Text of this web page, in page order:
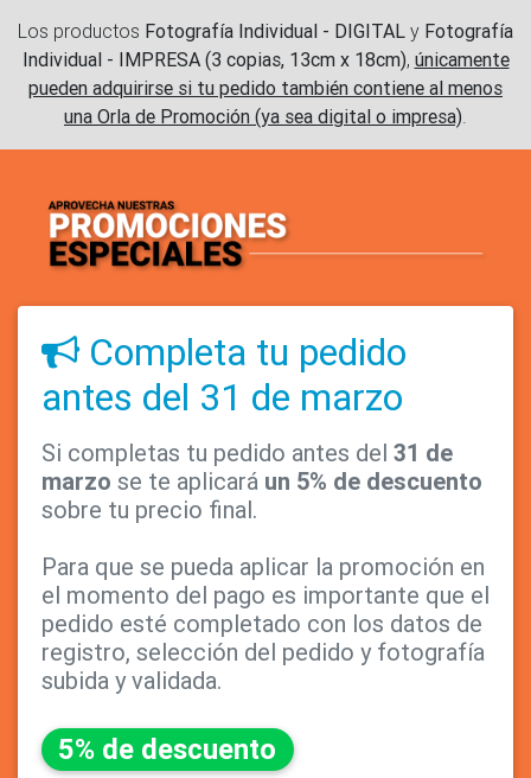
Los productos Fotografía Individual - DIGITAL y Fotografía
Individual - IMPRESA (3 copias, 13cm x 18cm), únicamente
pueden adquirirse si tu pedido también contiene al menos
una Orla de Promoción (ya sea digital o impresa).
Completa tu pedido
antes del 31 de marzo
Si completas tu pedido antes del 31 de
marzo se te aplicará un 5% de descuento
sobre tu precio final.
Para que se pueda aplicar la promoción en
el momento del pago es importante que el
pedido esté completado con los datos de
registro, selección del pedido y fotografía
subida y validada.
5% de descuento